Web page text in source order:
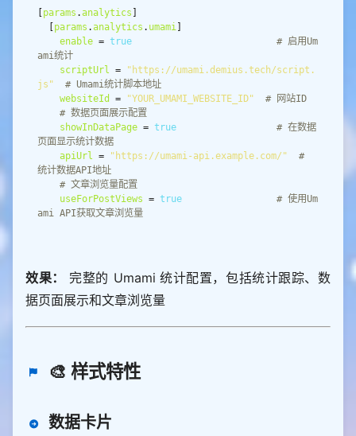
params .analytics
params .analytics . umami
enable = true
# 启用Um
ami统计
scriptUrl =
"https://umami.demius.tech/script.
js"
# Umami统计脚本地址
websiteId
= "YOUR_UMAMI_WEBSITE_ID"
# 网站ID
# 数据页面展示配置
showInDataPage = true
# 在数据
页面显示统计数据
apiUrl = "https://umami-api.example.com/"
#
统计数据API地址
# 文章浏览量配置
useForPostViews = true
# 使用Um
ami API获取文章浏览量
效果：
完整的 Umami 统计配置，包括统计跟踪、数
据页面展示和文章浏览量
🎨 样式特性
数据卡片